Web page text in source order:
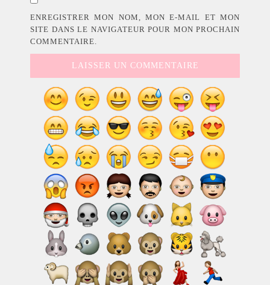
ENREGISTRER MON NOM, MON E-MAIL ET MON
SITE DANS LE NAVIGATEUR POUR MON PROCHAIN
COMMENTAIRE.